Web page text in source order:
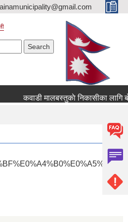
कवाडी मालबस्तुकाे निकासीका लागि